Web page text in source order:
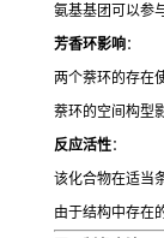
氨基基团可以参
芳香环影响 ：
两个萘环的存在
萘环的空间构型
反应活性：
该化合物在适当
由于结构中存在